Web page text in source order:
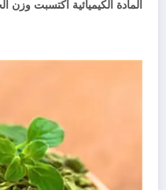
المادة الكيميائية اكتسبت